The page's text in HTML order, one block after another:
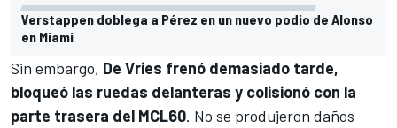
Verstappen doblega a Pérez en un nuevo podio de Alonso
en Miami
Sin embargo, De Vries frenó demasiado tarde,
bloqueó las ruedas delanteras y colisionó con la
parte trasera del MCL60. No se produjeron daños